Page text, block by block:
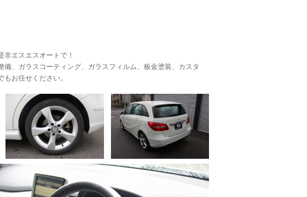
非エスエスオートで！
備、ガラスコーティング、ガラスフィルム、板金塗装、カスタ
お任せください。